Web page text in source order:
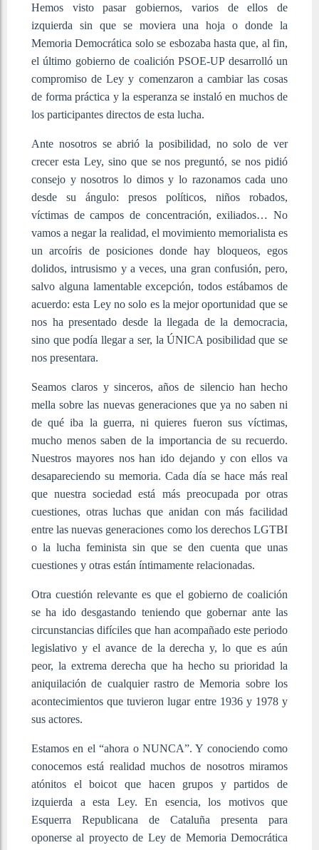
Hemos visto pasar gobiernos, varios de ellos de
izquierda sin que se moviera una hoja o donde la
Memoria Democrática solo se esbozaba hasta que, al fin,
el último gobierno de coalición PSOE-UP desarrolló un
compromiso de Ley y comenzaron a cambiar las cosas
de forma práctica y la esperanza se instaló en muchos de
los participantes directos de esta lucha.
Ante nosotros se abrió la posibilidad, no solo de ver
crecer esta Ley, sino que se nos preguntó, se nos pidió
consejo y nosotros lo dimos y lo razonamos cada uno
desde su ángulo: presos políticos, niños robados,
víctimas de campos de concentración, exiliados… No
vamos a negar la realidad, el movimiento memorialista es
un arcoíris de posiciones donde hay bloqueos, egos
dolidos, intrusismo y a veces, una gran confusión, pero,
salvo alguna lamentable excepción, todos estábamos de
acuerdo: esta Ley no solo es la mejor oportunidad que se
nos ha presentado desde la llegada de la democracia,
sino que podía llegar a ser, la ÚNICA posibilidad que se
nos presentara.
Seamos claros y sinceros, años de silencio han hecho
mella sobre las nuevas generaciones que ya no saben ni
de qué iba la guerra, ni quieres fueron sus víctimas,
mucho menos saben de la importancia de su recuerdo.
Nuestros mayores nos han ido dejando y con ellos va
desapareciendo su memoria. Cada día se hace más real
que nuestra sociedad está más preocupada por otras
cuestiones, otras luchas que anidan con más facilidad
entre las nuevas generaciones como los derechos LGTBI
o la lucha feminista sin que se den cuenta que unas
cuestiones y otras están íntimamente relacionadas.
Otra cuestión relevante es que el gobierno de coalición
se ha ido desgastando teniendo que gobernar ante las
circunstancias difíciles que han acompañado este periodo
legislativo y el avance de la derecha y, lo que es aún
peor, la extrema derecha que ha hecho su prioridad la
aniquilación de cualquier rastro de Memoria sobre los
acontecimientos que tuvieron lugar entre 1936 y 1978 y
sus actores.
Estamos en el “ahora o NUNCA”. Y conociendo como
conocemos está realidad muchos de nosotros miramos
atónitos el boicot que hacen grupos y partidos de
izquierda a esta Ley. En esencia, los motivos que
Esquerra Republicana de Cataluña presenta para
oponerse al proyecto de Ley de Memoria Democrática